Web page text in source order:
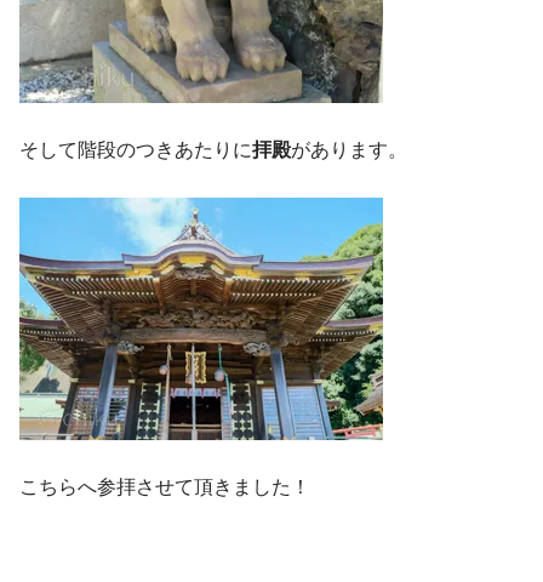
そして階段のつきあたりに拝殿があります。
こちらへ参拝させて頂きました！